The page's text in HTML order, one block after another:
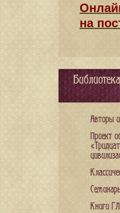
на
Библиотека
Авторы
Проект
Книги